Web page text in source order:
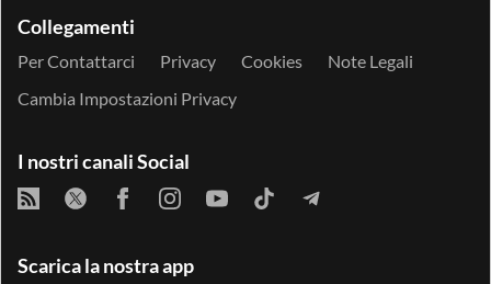
Collegamenti
Per Contattarci Privacy Cookies
Note Legali
Cambia Impostazioni Privacy
I nostri canali Social
Scarica la nostra app